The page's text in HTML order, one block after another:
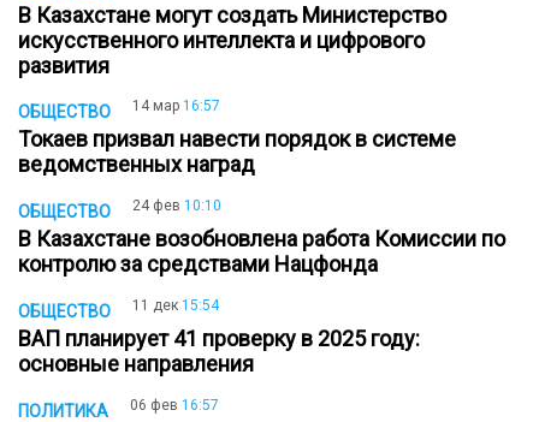
В Казахстане могут создать Министерство
искусственного интеллекта и цифрового
развития
ОБЩЕСТВО 14 мар 16:57
Токаев призвал навести порядок в системе
ведомственных наград
ОБЩЕСТВО 24 фев 10:10
В Казахстане возобновлена работа Комиссии по
контролю за средствами Нацфонда
ОБЩЕСТВО 11 дек 15:54
ВАП планирует 41 проверку в 2025 году:
основные направления
ПОЛИТИКА 06 фев 16:57